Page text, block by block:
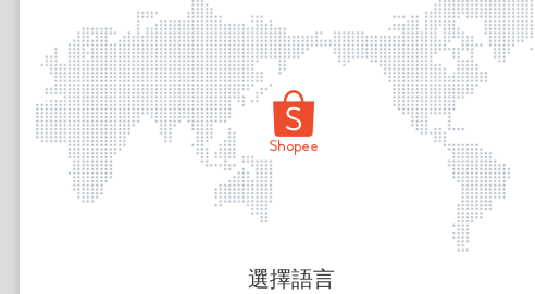
頁面無法顯示
選擇語言